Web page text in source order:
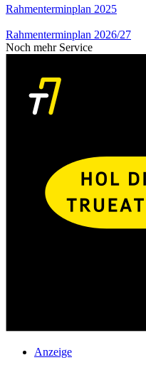
Rahmenterminplan 2025
Rahmenterminplan 2026/27
Noch mehr Service
Anzeige